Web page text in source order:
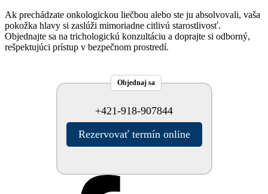
Ak prechádzate onkologickou liečbou alebo ste ju absolvovali, vaša
pokožka hlavy si zaslúži mimoriadne citlivú starostlivosť.
Objednajte sa na trichologickú konzultáciu a doprajte si odborný,
rešpektujúci prístup v bezpečnom prostredí.
Objednaj sa
+421-918-907844
Rezervovať termín online